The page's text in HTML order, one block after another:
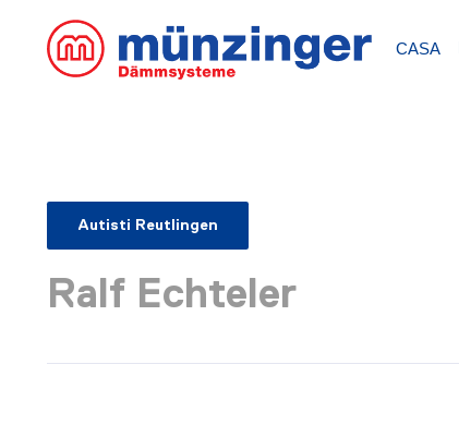
CASA
Autisti Reutlingen
Ralf Echteler